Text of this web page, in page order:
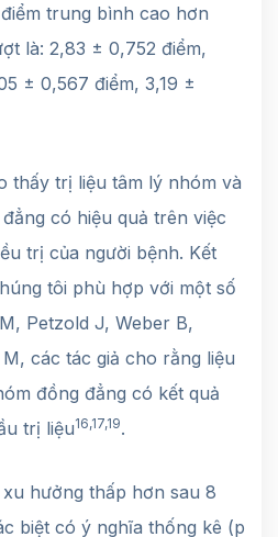
trung bình cao hơn
là: 2,83 ± 0,752 điểm,
± 0,567 điểm, 3,19 ±
thấy trị liệu tâm lý nhóm và
có hiệu quả trên việc
trị của người bệnh. Kết
tôi phù hợp với một số
Petzold J, Weber B,
các tác giả cho rằng liệu
đồng đẳng có kết quả
trị liệu16,17,19.
hưởng thấp hơn sau 8
biệt có ý nghĩa thống kê (p